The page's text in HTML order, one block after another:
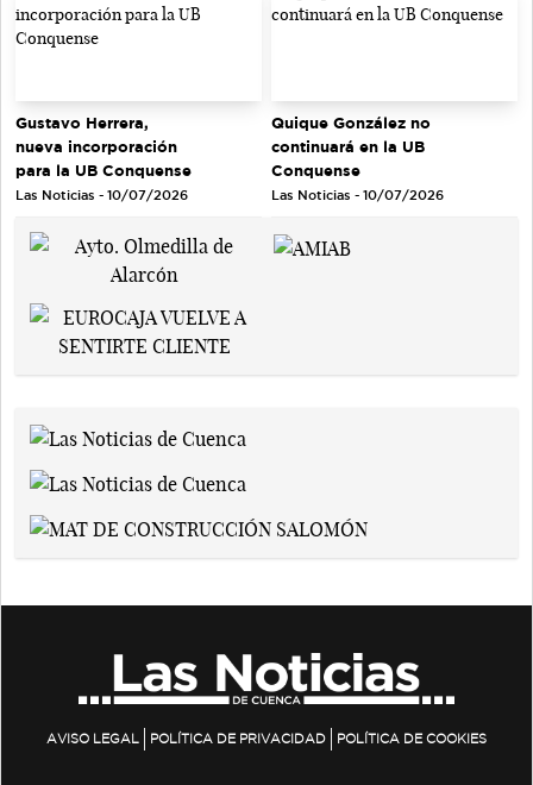
Gustavo Herrera,
nueva incorporación
para la UB Conquense
Las Noticias - 10/07/2026
Quique González no
continuará en la UB
Conquense
Las Noticias - 10/07/2026
AVISO LEGAL POLÍTICA DE PRIVACIDAD POLÍTICA DE COOKIES